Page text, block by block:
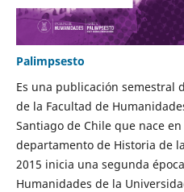
Palimpsesto
Es una publicación
de la Facultad de
Santiago de Chile que nace
departamento de Historia de
2015 inicia una segunda
Humanidades de la